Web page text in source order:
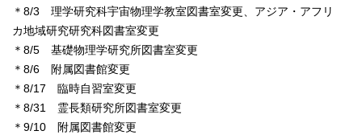
＊8/3 理学研究科宇宙物理学教室図書室変更、アジア・アフリ
カ地域研究研究科図書室変更
＊8/5 基礎物理学研究所図書室変更
＊8/6 附属図書館変更
＊8/17 臨時自習室変更
＊8/31 霊長類研究所図書室変更
＊9/10 附属図書館変更